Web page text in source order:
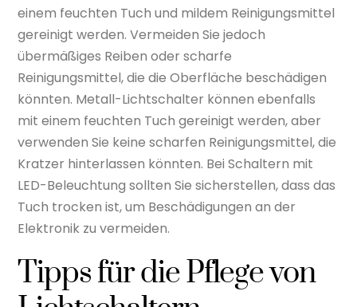
einem feuchten Tuch und mildem Reinigungsmittel
gereinigt werden. Vermeiden Sie jedoch
übermäßiges Reiben oder scharfe
Reinigungsmittel, die die Oberfläche beschädigen
könnten. Metall-Lichtschalter können ebenfalls
mit einem feuchten Tuch gereinigt werden, aber
verwenden Sie keine scharfen Reinigungsmittel, die
Kratzer hinterlassen könnten. Bei Schaltern mit
LED-Beleuchtung sollten Sie sicherstellen, dass das
Tuch trocken ist, um Beschädigungen an der
Elektronik zu vermeiden.
Tipps für die Pflege von